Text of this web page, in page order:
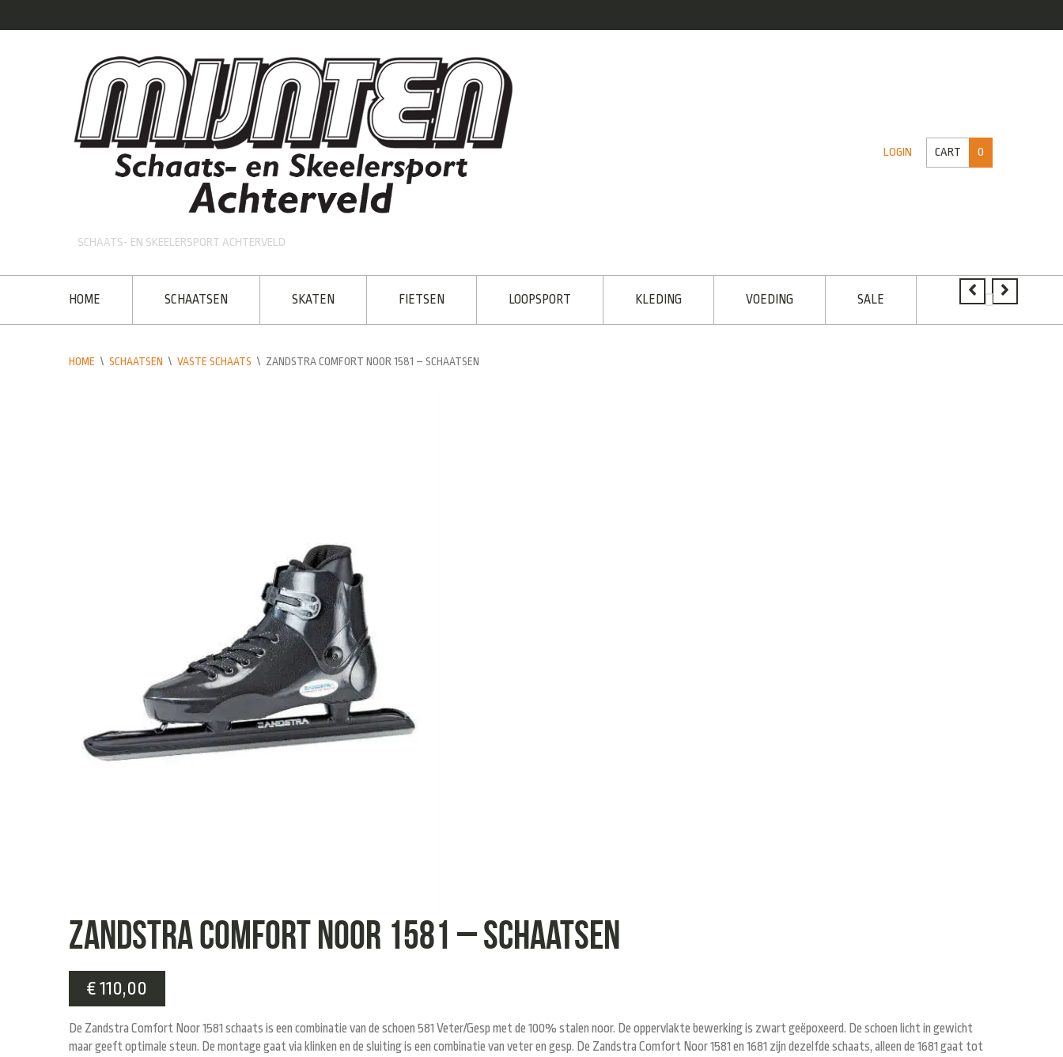
SCHAATS- EN SKEELERSPORT ACHTERVELD
LOGIN CART 0
HOME SCHAATSEN SKATEN FIETSEN LOOPSPORT KLEDING VOEDING SALE
HOME \ SCHAATSEN \ VASTE SCHAATS \ ZANDSTRA COMFORT NOOR 1581 – SCHAATSEN
Zandstra Comfort Noor 1581 – Schaatsen
€110,00
De Zandstra Comfort Noor 1581 schaats is een combinatie van de schoen 581 Veter/Gesp met de 100% stalen noor. De oppervlakte bewerking is zwart geëpoxeerd. De schoen licht in gewicht
maar geeft optimale steun. De montage gaat via klinken en de sluiting is een combinatie van veter en gesp. De Zandstra Comfort Noor 1581 en 1681 zijn dezelfde schaats, alleen de 1681 gaat tot